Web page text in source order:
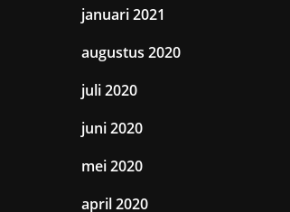
januari 2021
augustus 2020
juli 2020
juni 2020
mei 2020
april 2020